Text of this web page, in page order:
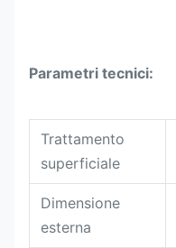
Parametri tecnici:
Trattamento
superficiale
Dimensione
esterna